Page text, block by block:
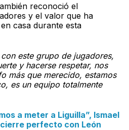
reconoció el
y el valor que ha
casa durante esta
este grupo de jugadores,
y hacerse respetar, nos
más que merecido, estamos
es un equipo totalmente
a meter a Liguilla”, Ismael
perfecto con León